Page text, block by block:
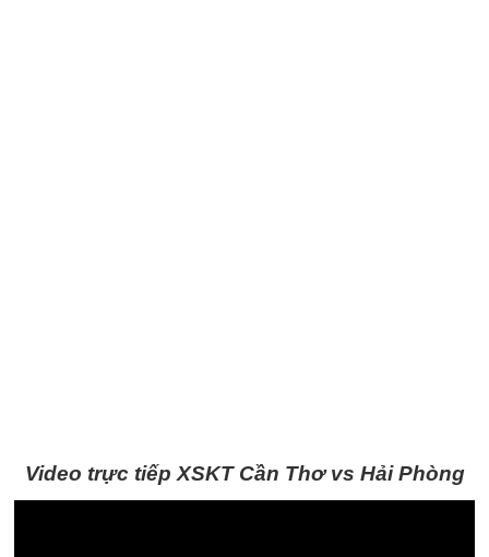
Video trực tiếp XSKT Cần Thơ vs Hải Phòng